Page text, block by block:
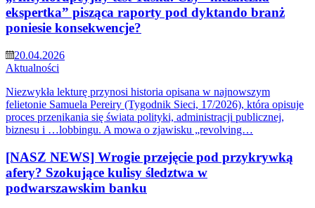
ekspertka” pisząca raporty pod dyktando branż
poniesie konsekwencje?
20.04.2026
Aktualności
Niezwykła lekturę przynosi historia opisana w najnowszym
felietonie Samuela Pereiry (Tygodnik Sieci, 17/2026), która opisuje
proces przenikania się świata polityki, administracji publicznej,
biznesu i …lobbingu. A mowa o zjawisku „revolving…
[NASZ NEWS] Wrogie przejęcie pod przykrywką
afery? Szokujące kulisy śledztwa w
podwarszawskim banku